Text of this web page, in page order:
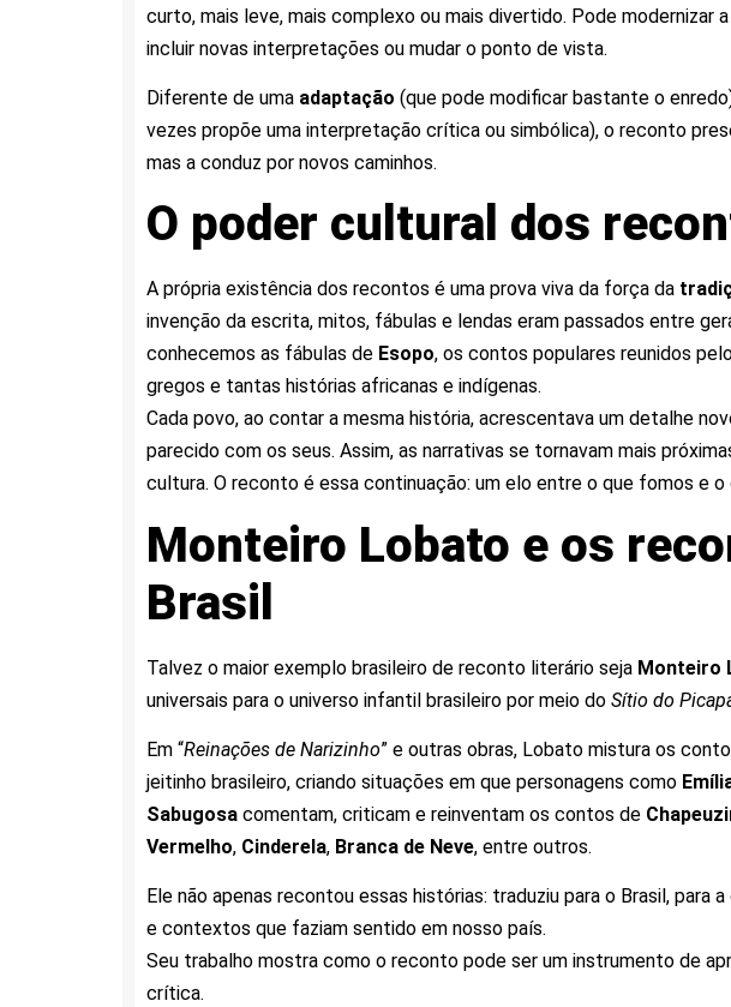
curto, mais leve, mais complexo ou mais divertido. Pode modernizar
incluir novas interpretações ou mudar o ponto de vista.
Diferente de uma adaptação (que pode modificar bastante o
vezes propõe uma interpretação crítica ou simbólica), o reconto
mas a conduz por novos caminhos.
O poder cultural dos
A própria existência dos recontos é uma prova viva da força da
invenção da escrita, mitos, fábulas e lendas eram passados entre
conhecemos as fábulas de Esopo, os contos populares reunidos
gregos e tantas histórias africanas e indígenas.
Cada povo, ao contar a mesma história, acrescentava um detalhe
parecido com os seus. Assim, as narrativas se tornavam mais
cultura. O reconto é essa continuação: um elo entre o que fomos e o
Monteiro Lobato e os
Brasil
Talvez o maior exemplo brasileiro de reconto literário seja Monteiro
universais para o universo infantil brasileiro por meio do Sítio do
Em “Reinações de Narizinho” e outras obras, Lobato mistura os
jeitinho brasileiro, criando situações em que personagens como
Sabugosa comentam, criticam e reinventam os contos de
Vermelho, Cinderela, Branca de Neve, entre outros.
Ele não apenas recontou essas histórias: traduziu para o Brasil, para
e contextos que faziam sentido em nosso país.
Seu trabalho mostra como o reconto pode ser um instrumento de
crítica.